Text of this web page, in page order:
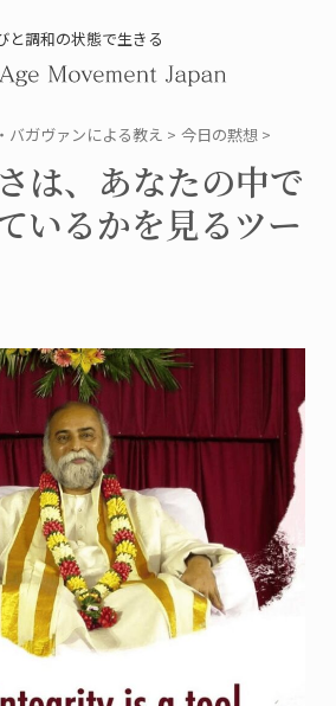
と調和の状態で生きる
バガヴァンによる教え > 今日の黙想 >
は、あなたの中で
いるかを見るツー